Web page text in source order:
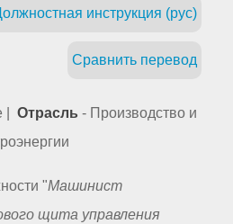
инструкция (рус)
Сравнить перевод
| Отрасль - Производство и
"Машинист
щита управления